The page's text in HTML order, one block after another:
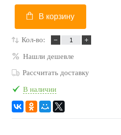
В корзину
Кол-во:
Нашли дешевле
Рассчитать доставку
В наличии